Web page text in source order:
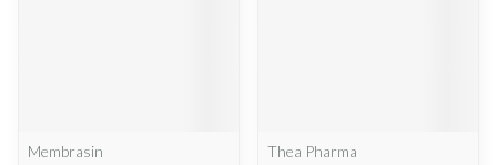
Membrasin
Thea Pharma